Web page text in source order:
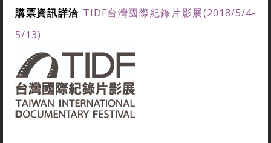
購票資訊詳洽 TIDF台灣國際紀錄片影展(2018/5/4-
5/13)